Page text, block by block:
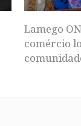
Lamego
comércio